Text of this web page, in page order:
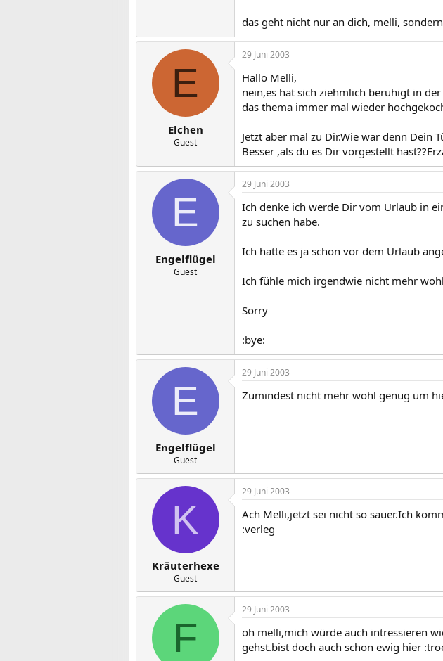
das geht nicht nur an dich, melli,
E
Elchen
Guest
29 Juni 2003
Hallo Melli,
nein,es hat sich ziehmlich beruhigt in
das thema immer mal wieder
Jetzt aber mal zu Dir.Wie war denn Dein
Besser ,als du es Dir vorgestellt
E
Engelflügel
Guest
29 Juni 2003
Ich denke ich werde Dir vom Urlaub in
zu suchen habe.
Ich hatte es ja schon vor dem Urlaub
Ich fühle mich irgendwie nicht mehr
Sorry
:bye:
E
Engelflügel
Guest
29 Juni 2003
Zumindest nicht mehr wohl genug um
K
Kräuterhexe
Guest
29 Juni 2003
Ach Melli,jetzt sei nicht so sauer.Ich
:verleg
F
29 Juni 2003
oh melli,mich würde auch intressieren
gehst.bist doch auch schon ewig hier